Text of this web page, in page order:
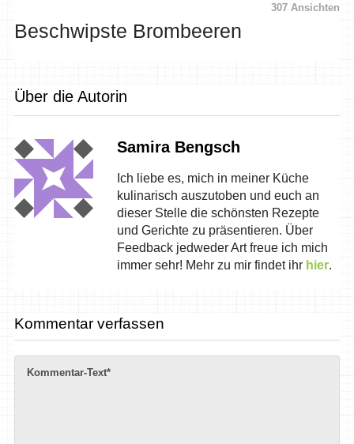
307 Ansichten
Beschwipste Brombeeren
Über die Autorin
Samira Bengsch
Ich liebe es, mich in meiner Küche
kulinarisch auszutoben und euch an
dieser Stelle die schönsten Rezepte
und Gerichte zu präsentieren. Über
Feedback jedweder Art freue ich mich
immer sehr! Mehr zu mir findet ihr hier.
Kommentar verfassen